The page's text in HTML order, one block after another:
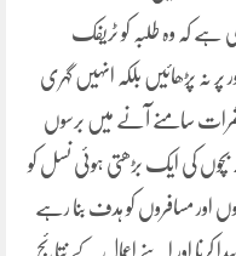
ہے کہ وہ طلبہ کو ٹریفک
پڑھائیں بلکہ انہیں گہری
ثمرات سامنے آنے میں برسوں
کی ایک بڑھتی ہوئی نسل کو
اور مسافروں کو ہدف بنا رہے
کرنا اور اپنے اعمال کے نتائج